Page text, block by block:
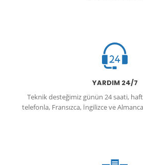
YARDIM 24/7
Teknik desteğimiz günün 24 saati,
telefonla, Fransızca, İngilizce ve